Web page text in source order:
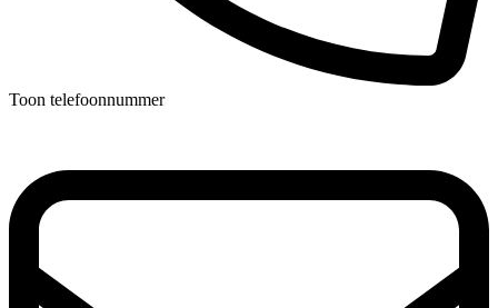
Toon telefoonnummer